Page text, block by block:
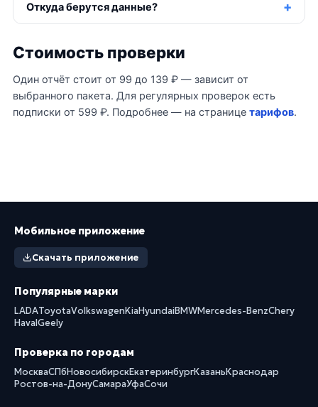
Откуда берутся данные?
Стоимость проверки
Один отчёт стоит от 99 до 139 ₽ — зависит от
выбранного пакета. Для регулярных проверок есть
подписки от 599 ₽. Подробнее — на странице тарифов.
Мобильное приложение
Скачать приложение
Популярные марки
LADAToyotaVolkswagenKiaHyundaiBMWMercedes-BenzChery
HavalGeely
Проверка по городам
МоскваСПбНовосибирскЕкатеринбургКазаньКраснодар
Ростов-на-ДонуСамараУфаСочи